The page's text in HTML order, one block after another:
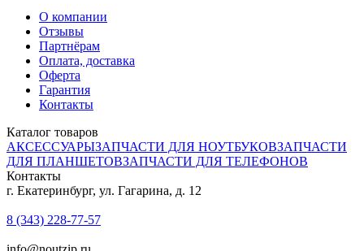
О компании
Отзывы
Партнёрам
Оплата, доставка
Оферта
Гарантия
Контакты
Каталог товаров
АКСЕССУАРЫЗАПЧАСТИ ДЛЯ НОУТБУКОВЗАПЧАСТИ
ДЛЯ ПЛАНШЕТОВЗАПЧАСТИ ДЛЯ ТЕЛЕФОНОВ
Контакты
г. Екатеринбург, ул. Гагарина, д. 12
8 (343) 228-77-57